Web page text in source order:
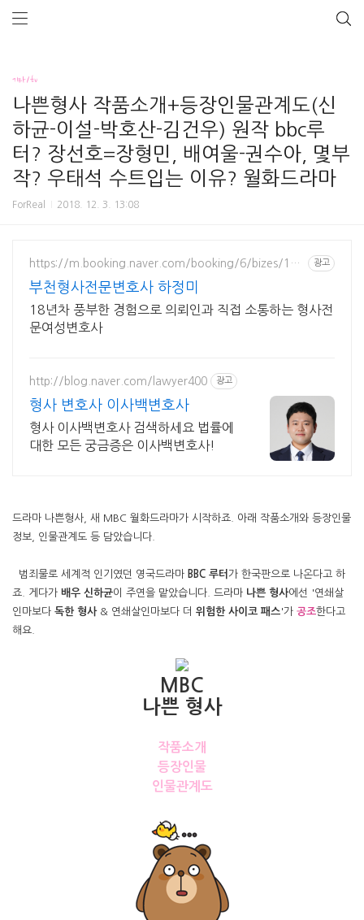
기타/tv
나쁜형사 작품소개+등장인물관계도(신
하균-이설-박호산-김건우) 원작 bbc루
터? 장선호=장형민, 배여울-권수아, 몇부
작? 우태석 수트입는 이유? 월화드라마
ForReal 2018. 12. 3. 13:08
https://m.booking.naver.com/booking/6/bizes/147
광고
부천형사전문변호사 하정미
18년차 풍부한 경험으로 의뢰인과 직접 소통하는 형사전
문여성변호사
http://blog.naver.com/lawyer400 광고
형사 변호사 이사백변호사
형사 이사백변호사 검색하세요 법률에
대한 모든 궁금증은 이사백변호사!
드라마 나쁜형사, 새 MBC 월화드라마가 시작하죠. 아래 작품소개와 등장인물
정보, 인물관계도 등 담았습니다.
범죄물로 세계적 인기였던 영국드라마 BBC 루터 가 한국판으로 나온다고 하
죠. 게다가 배우 신하균이 주연을 맡았습니다. 드라마 나쁜 형사에선 '연쇄살
인마보다 독한 형사 & 연쇄살인마보다 더 위험한 사이코 패스'가 공조한다고
해요.
MBC
나쁜 형사
작품소개
등장인물
인물관계도